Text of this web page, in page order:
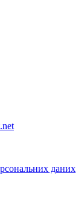
даних